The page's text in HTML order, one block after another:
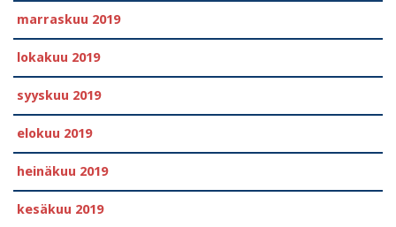
marraskuu 2019
lokakuu 2019
syyskuu 2019
elokuu 2019
heinäkuu 2019
kesäkuu 2019